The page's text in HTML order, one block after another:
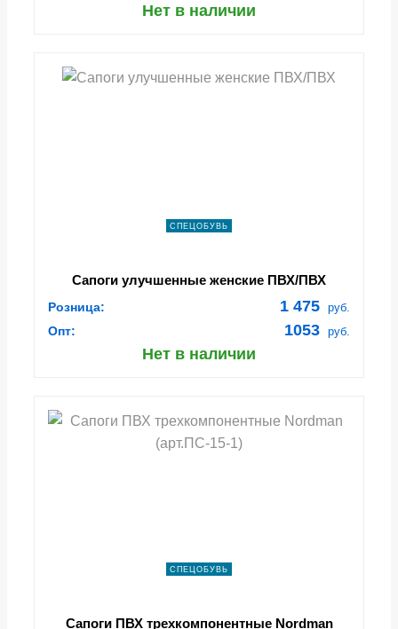
Нет в наличии
СПЕЦОБУВЬ
Сапоги улучшенные женские ПВХ/ПВХ
Розница: 1 475 руб.
Опт: 1053 руб.
Нет в наличии
СПЕЦОБУВЬ
Сапоги ПВХ трехкомпонентные Nordman